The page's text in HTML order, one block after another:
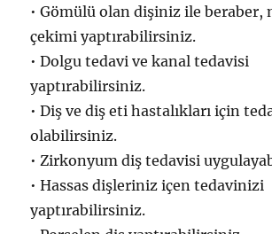
• Gömülü olan dişiniz ile beraber,
çekimi yaptırabilirsiniz.
• Dolgu tedavi ve kanal tedavisi
yaptırabilirsiniz.
• Diş ve diş eti hastalıkları için
olabilirsiniz.
• Zirkonyum diş tedavisi
• Hassas dişleriniz içen tedavinizi
yaptırabilirsiniz.